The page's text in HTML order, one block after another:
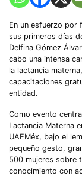
En un esfuerzo por
sus primeros días
Delfina Gómez
cabo una intensa
la lactancia
capacitaciones
entidad.
Como evento
Lactancia Materna
UAEMéx, bajo el
pequeño gesto,
500 mujeres sobre
conocimiento con